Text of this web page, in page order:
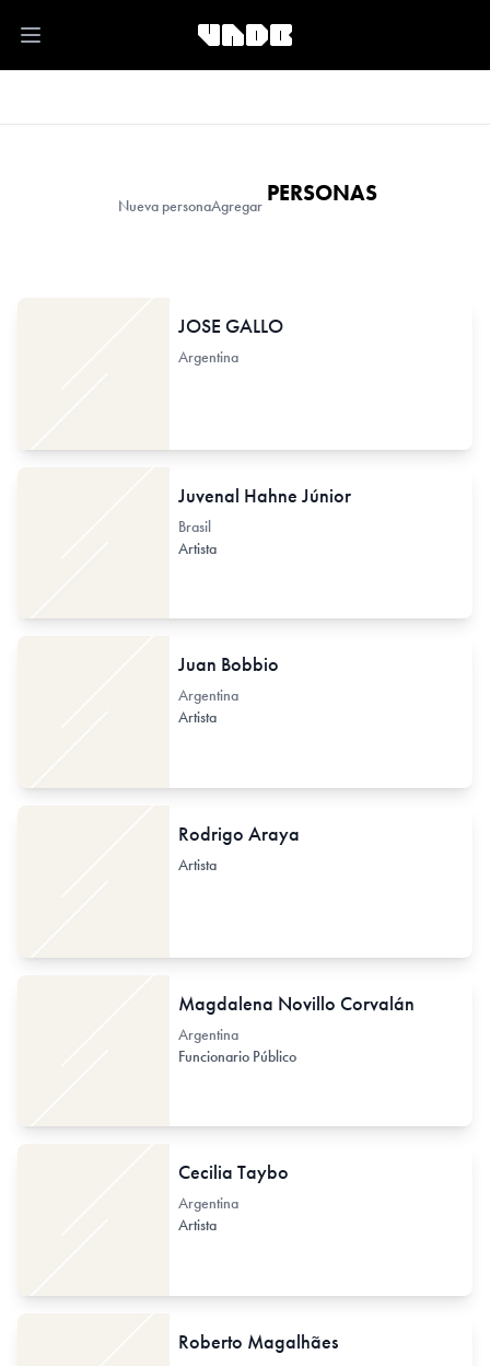
Open main menu
Nueva personaAgregar PERSONAS
JOSE GALLO
Argentina
Juvenal Hahne Júnior
Brasil
Artista
Juan Bobbio
Argentina
Artista
Rodrigo Araya
Artista
Magdalena Novillo Corvalán
Argentina
Funcionario Público
Cecilia Taybo
Argentina
Artista
Roberto Magalhães